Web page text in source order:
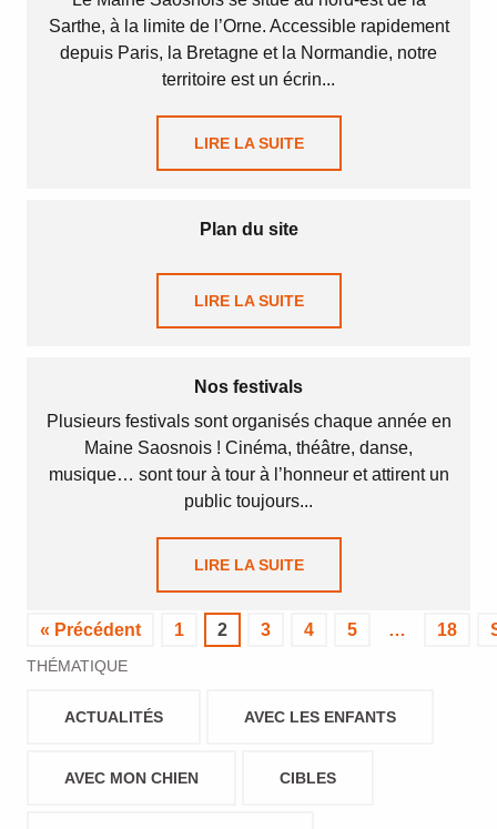
Sarthe, à la limite de l’Orne. Accessible rapidement
depuis Paris, la Bretagne et la Normandie, notre
territoire est un écrin...
LIRE LA SUITE
Plan du site
LIRE LA SUITE
Nos festivals
Plusieurs festivals sont organisés chaque année en
Maine Saosnois ! Cinéma, théâtre, danse,
musique… sont tour à tour à l’honneur et attirent un
public toujours...
LIRE LA SUITE
« Précédent 1 2 3 4 5 … 18
THÉMATIQUE
ACTUALITÉS AVEC LES ENFANTS
AVEC MON CHIEN CIBLES